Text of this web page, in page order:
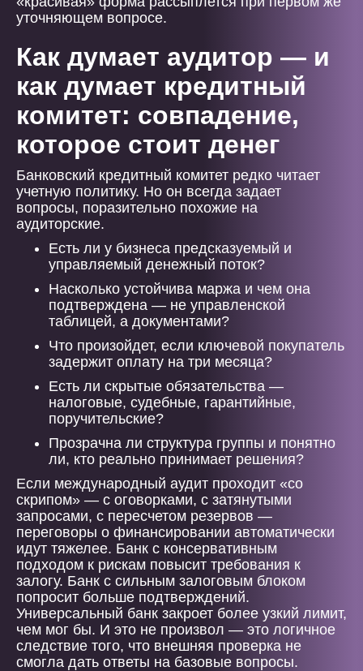
уточняющем вопросе.
Как думает аудитор — и
как думает кредитный
комитет: совпадение,
которое стоит денег
Банковский кредитный комитет редко читает
учетную политику. Но он всегда задает
вопросы, поразительно похожие на
аудиторские.
Есть ли у бизнеса предсказуемый и
управляемый денежный поток?
Насколько устойчива маржа и чем она
подтверждена — не управленской
таблицей, а документами?
Что произойдет, если ключевой покупатель
задержит оплату на три месяца?
Есть ли скрытые обязательства —
налоговые, судебные, гарантийные,
поручительские?
Прозрачна ли структура группы и понятно
ли, кто реально принимает решения?
Если международный аудит проходит «со
скрипом» — с оговорками, с затянутыми
запросами, с пересчетом резервов —
переговоры о финансировании автоматически
идут тяжелее. Банк с консервативным
подходом к рискам повысит требования к
залогу. Банк с сильным залоговым блоком
попросит больше подтверждений.
Универсальный банк закроет более узкий лимит,
чем мог бы. И это не произвол — это логичное
следствие того, что внешняя проверка не
смогла дать ответы на базовые вопросы.